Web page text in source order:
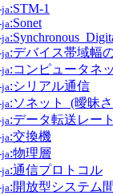
:STM-1
:Sonet
:デバイス帯域幅
:コンピュータネ
:シリアル通信
:ソネット_(曖昧
:データ転送レー
:交換機
:物理層
:通信プロトコル
:開放型システム